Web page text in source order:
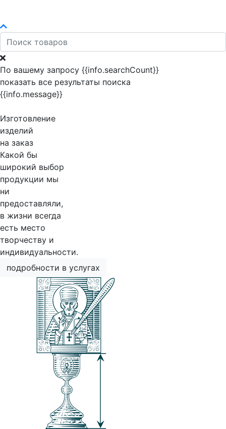
По вашему запросу {{info.searchCount}}
показать все результаты поиска
{{info.message}}
Изготовление
изделий
на заказ
Какой бы
широкий выбор
продукции мы
ни
предоставляли,
в жизни всегда
есть место
творчеству и
индивидуальности.
подробности в услугах